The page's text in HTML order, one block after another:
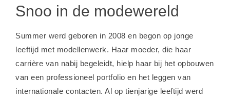
Snoo in de modewereld
Summer werd geboren in 2008 en begon op jonge
leeftijd met modellenwerk. Haar moeder, die haar
carrière van nabij begeleidt, hielp haar bij het opbouwen
van een professioneel portfolio en het leggen van
internationale contacten. Al op tienjarige leeftijd werd